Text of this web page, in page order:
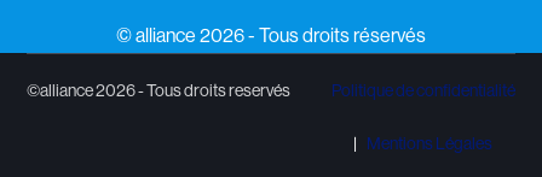
©️ alliance 2026 - Tous droits réservés
©alliance 2026 - Tous droits reservés Politique de confidentialité
Mentions Légales